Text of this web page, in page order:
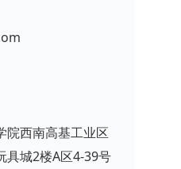
院西南高基工业区
具城2楼A区4-39号